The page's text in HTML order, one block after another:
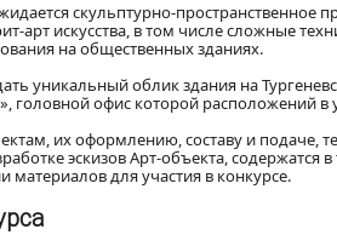
скульптурно-пространственное
арт искусства, в том числе сложные
на общественных зданиях.
уникальный облик здания на
офис которой расположений в
их оформлению, составу и подаче,
эскизов Арт-объекта,
материалов для участия в конкурсе.